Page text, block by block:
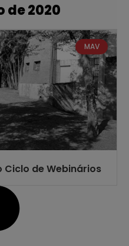
de 2020
MAV
Ciclo de Webinários